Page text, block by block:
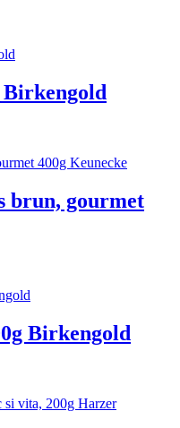
Birkengold
brun, gourmet
Birkengold